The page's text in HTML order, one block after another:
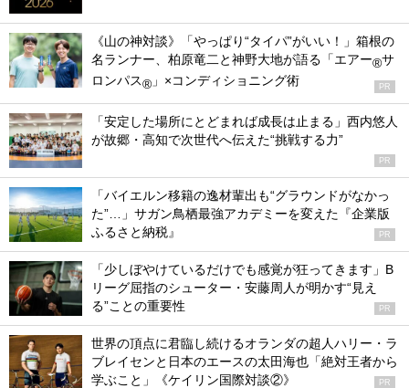
《山の神対談》「やっぱり“タイパ”がいい！」箱根の
名ランナー、柏原竜二と神野大地が語る「エアー®サ
ロンパス® 」×コンディショニング術 PR
「安定した場所にとどまれば成長は止まる」西内悠人
が故郷・高知で次世代へ伝えた“挑戦する力”
PR
「バイエルン移籍の逸材輩出も“グラウンドがなかっ
た”…」サガン鳥栖最強アカデミーを変えた『企業版
ふるさと納税』
PR
「少しぼやけているだけでも感覚が狂ってきます」B
リーグ屈指のシューター・安藤周人が明かす“見え
る”ことの重要性
PR
世界の頂点に君臨し続けるオランダの超人ハリー・ラ
ブレイセンと日本のエースの太田海也「絶対王者から
学ぶこと」《ケイリン国際対談②》
PR